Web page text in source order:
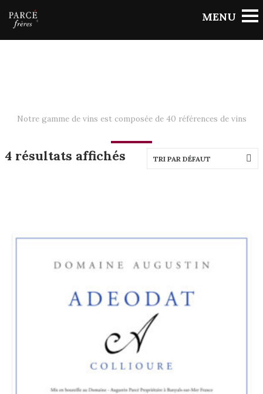
Notre gamme de vins est composée de 40 références de vins
4 résultats affichés TRI PAR DÉFAUT